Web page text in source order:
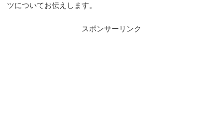
ツについてお伝えします。
スポンサーリンク